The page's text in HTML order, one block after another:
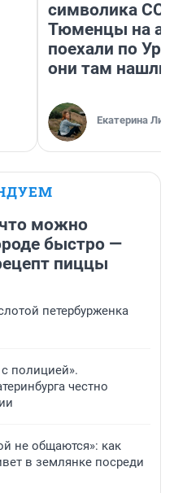
символика
Тюменцы на
поехали по
они там нашли
Екатерина
можно
быстро —
пиццы
петербурженка
полицией».
честно
не общаются»: как
в землянке посреди